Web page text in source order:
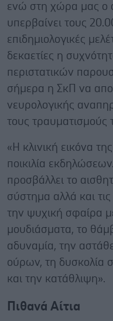
ενώ στη χώρα μας ο
υπερβαίνει τους
επιδημιολογικές
δεκαετίες η
περιστατικών
σήμερα η ΣκΠ να
νευρολογικής
τους τραυματισμούς
«Η κλινική εικόνα
ποικιλία
προσβάλλει το
σύστημα αλλά και τις
την ψυχική σφαίρα
μουδιάσματα, το
αδυναμία, την
ούρων, τη δυσκολία
και την κατάθλιψη».
Πιθανά Αίτια